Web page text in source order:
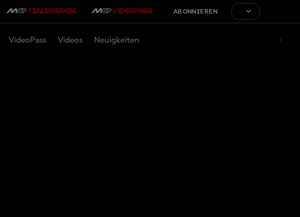
ABONNIEREN
VideoPass Videos Neuigkeiten